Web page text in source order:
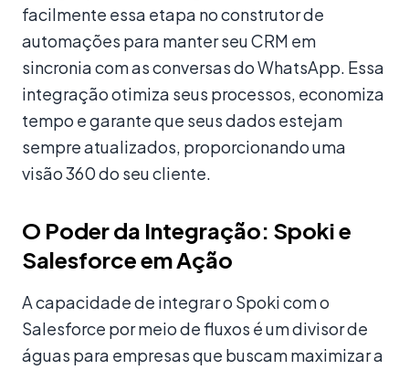
facilmente essa etapa no construtor de
automações para manter seu CRM em
sincronia com as conversas do WhatsApp. Essa
integração otimiza seus processos, economiza
tempo e garante que seus dados estejam
sempre atualizados, proporcionando uma
visão 360 do seu cliente.
O Poder da Integração: Spoki e
Salesforce em Ação
A capacidade de integrar o Spoki com o
Salesforce por meio de fluxos é um divisor de
águas para empresas que buscam maximizar a